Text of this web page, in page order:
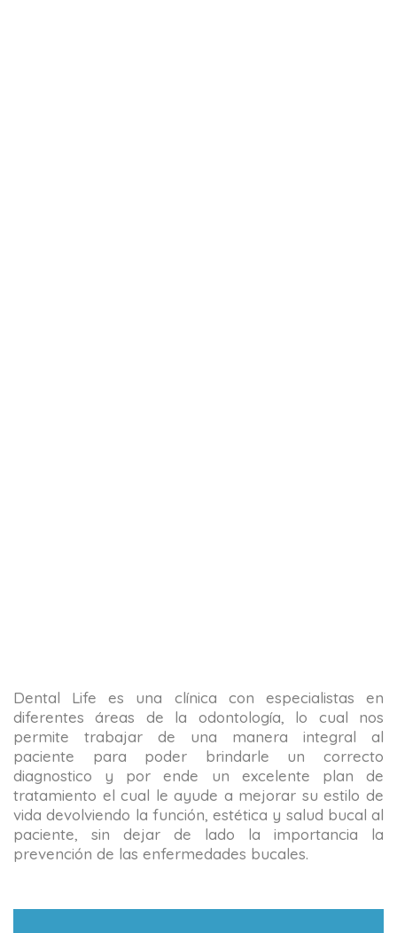
Dental Life es una clínica con especialistas en
diferentes áreas de la odontología, lo cual nos
permite trabajar de una manera integral al
paciente para poder brindarle un correcto
diagnostico y por ende un excelente plan de
tratamiento el cual le ayude a mejorar su estilo de
vida devolviendo la función, estética y salud bucal al
paciente, sin dejar de lado la importancia la
prevención de las enfermedades bucales.